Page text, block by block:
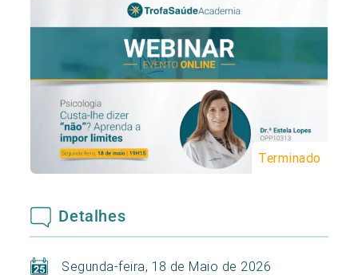
Terminado
Detalhes
Segunda-feira, 18 de Maio de 2026